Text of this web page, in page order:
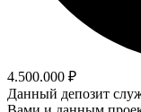
4.500.000 ₽
Данный депозит